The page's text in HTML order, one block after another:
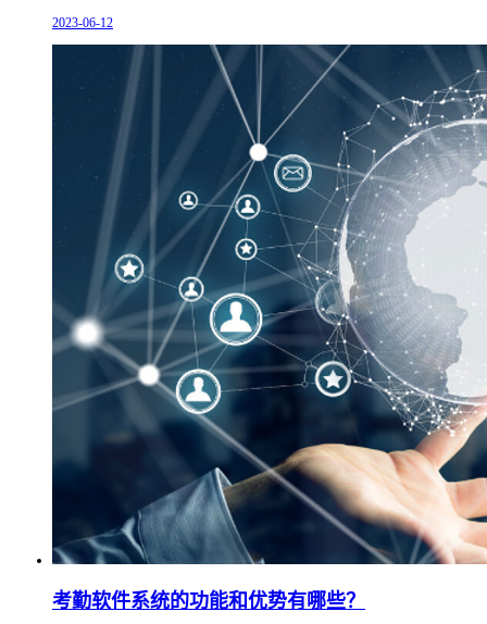
2023-06-12
考勤软件系统的功能和优势有哪些？